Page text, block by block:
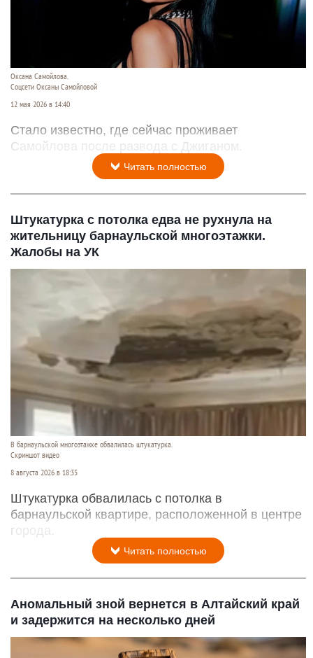
Оксана Самойлова.
Соцсети Оксаны Самойловой
12 мая 2026 в 14:40
Стало известно, где сейчас проживает
Самойлова после развода с Джиганом.
Читать полностью
Штукатурка с потолка едва не рухнула на
жительницу барнаульской многоэтажки.
Жалобы на УК
В барнаульской многоэтажке обвалилась штукатурка.
Скриншот видео
8 августа 2026 в 18:35
Штукатурка обвалилась с потолка в
барнаульской квартире, расположенной в центре
города.
Читать полностью
Аномальный зной вернется в Алтайский край
и задержится на несколько дней